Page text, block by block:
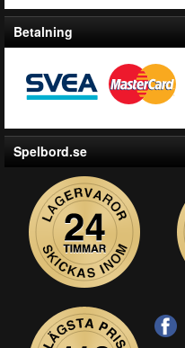
Betalning
Spelbord.se